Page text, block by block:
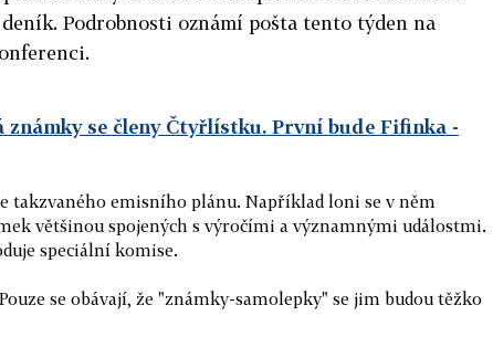
Podrobnosti oznámí pošta tento týden na
známky se členy Čtyřlístku. První bude Fifinka -
takzvaného emisního plánu. Například loni se v něm
většinou spojených s výročími a významnými událostmi.
speciální komise.
se obávají, že "známky-samolepky" se jim budou těžko